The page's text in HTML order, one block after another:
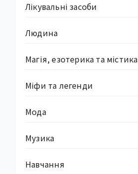
Лікувальні засоби
Людина
Магія, езотерика та містика
Міфи та легенди
Мода
Музика
Навчання